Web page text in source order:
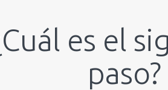
es el
paso?